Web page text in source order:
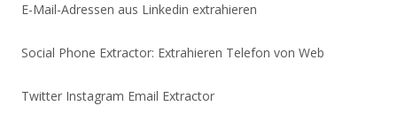
E-Mail-Adressen aus Linkedin extrahieren
Social Phone Extractor: Extrahieren Telefon von Web
Twitter Instagram Email Extractor